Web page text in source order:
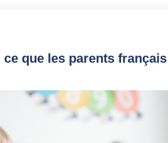
ce que les parents